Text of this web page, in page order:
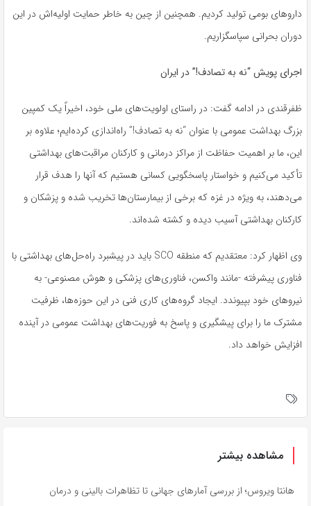
داروهای بومی تولید کردیم. همچنین از چین به خاطر حمایت اولیه‌اش در این
دوران بحرانی سپاسگزاریم.
اجرای پویش “نه به تصادف!” در ایران
ظفرقندی در ادامه گفت: در راستای اولویت‌های ملی خود، اخیراً یک کمپین
بزرگ بهداشت عمومی با عنوان “نه به تصادف!” راه‌اندازی کرده‌ایم؛ علاوه بر
این، ما بر اهمیت حفاظت از مراکز درمانی و کارکنان مراقبت‌های بهداشتی
تأکید می‌کنیم و خواستار پاسخگویی کسانی هستیم که آنها را هدف قرار
می‌دهند، به ویژه در غزه که برخی از بیمارستان‌ها تخریب شده و پزشکان و
کارکنان بهداشتی آسیب دیده و کشته شده‌اند.
وی اظهار کرد: معتقدیم که منطقه SCO باید در پیشبرد راه‌حل‌های بهداشتی با
فناوری پیشرفته -مانند واکسن، فناوری‌های پزشکی و هوش مصنوعی- به
نیروهای خود بپیوندد. ایجاد گروه‌های کاری فنی در این حوزه‌ها، ظرفیت
مشترک ما را برای پیشگیری و پاسخ به فوریت‌های بهداشت عمومی در آینده
افزایش خواهد داد.
مشاهده بیشتر
هانتا ویروس؛ از بررسی آمارهای جهانی تا تظاهرات بالینی و درمان